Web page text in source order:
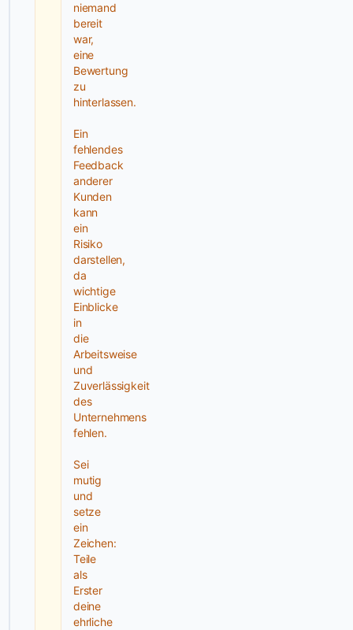
technischen
Realisierung
verknüpft
konsistente
Ergebnisse.
konkrete
Design-
Umsetzungsleistungen
pflegen
kannst.
Arbeitsproben
Formulierung
niemand
bereit
war,
eine
Bewertung
zu
hinterlassen.
Ein
fehlendes
Feedback
anderer
Kunden
kann
ein
Risiko
darstellen,
da
wichtige
Einblicke
in
die
Arbeitsweise
und
Zuverlässigkeit
des
Unternehmens
fehlen.
Sei
mutig
und
setze
ein
Zeichen:
Teile
als
Erster
deine
ehrliche